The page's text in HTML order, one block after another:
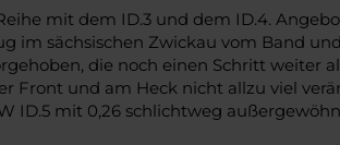
mit dem ID.3 und dem ID.4.
im sächsischen Zwickau vom Band
die noch einen Schritt weiter
Front und am Heck nicht allzu viel
mit 0,26 schlichtweg